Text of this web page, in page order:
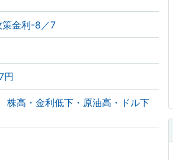
策金利-8／7
円
高・金利低下・原油高・ドル下